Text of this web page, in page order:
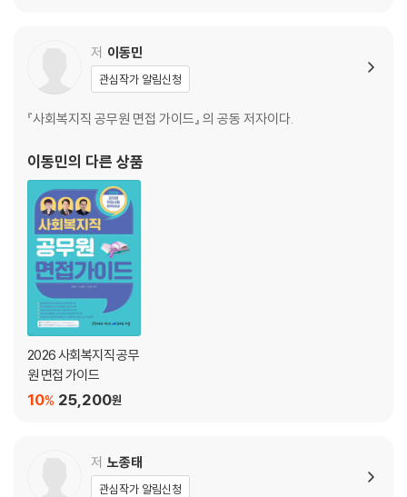
CHAPTER 01. 해당 지방정부 정리내용
CHAPTER 02. 2023년 지방자치단체별 청렴도 측정 결과(출처：국민
권익위원회)
－행정안전부
CHAPTER 04. 2024－2025 문화관광축제(25개 지정)
PART 07. 평정항목별 핵심 면접질문 ···························· 김형준
CHAPTER 01. 인성 질문 - 스터디용
CHAPTER 02. 공무원으로서의 자세 - 스터디용
CHAPTER 03. 상황 질문
PART 08. 사회복지직 공무원 면접 출제질문 목록(2018년∼2023년)
··· 김형준
CHAPTER 03. 2019년 지역별 면접출제 질문
CHAPTER 04. 2020년 지역별 면접출제 질문
저 이동민
관심작가 알림신청
『사회복지직 공무원 면접 가이드』 의 공동 저자이다.
이동민의 다른 상품
2026 사회복지직 공무
원 면접 가이드
25,200원
10%
저 노종태
관심작가 알림신청